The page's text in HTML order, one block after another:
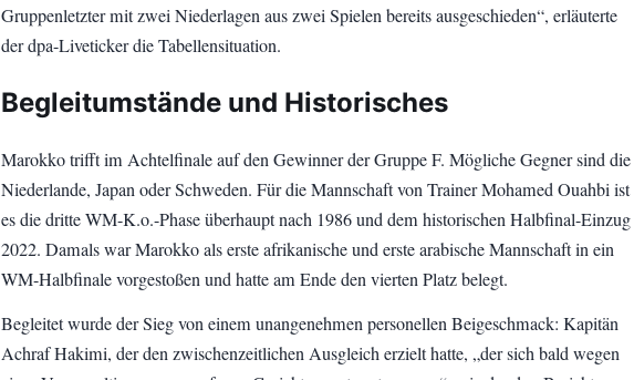
Gruppenletzter mit zwei Niederlagen aus zwei Spielen bereits ausgeschieden“, erläuterte
der dpa-Liveticker die Tabellensituation.
Begleitumstände und Historisches
Marokko trifft im Achtelfinale auf den Gewinner der Gruppe F. Mögliche Gegner sind die
Niederlande, Japan oder Schweden. Für die Mannschaft von Trainer Mohamed Ouahbi ist
es die dritte WM-K.o.-Phase überhaupt nach 1986 und dem historischen Halbfinal-Einzug
2022. Damals war Marokko als erste afrikanische und erste arabische Mannschaft in ein
WM-Halbfinale vorgestoßen und hatte am Ende den vierten Platz belegt.
Begleitet wurde der Sieg von einem unangenehmen personellen Beigeschmack: Kapitän
Achraf Hakimi, der den zwischenzeitlichen Ausgleich erzielt hatte, „der sich bald wegen